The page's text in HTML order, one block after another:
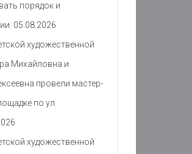
порядок и
05.08.2026
художественной
Михайловна и
провели мастер-
по ул.
художественной